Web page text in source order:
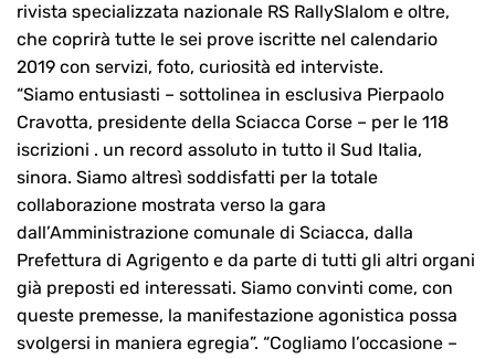
rivista specializzata nazionale RS RallySlalom e oltre,
che coprirà tutte le sei prove iscritte nel calendario
2019 con servizi, foto, curiosità ed interviste.
“Siamo entusiasti – sottolinea in esclusiva Pierpaolo
Cravotta, presidente della Sciacca Corse – per le 118
iscrizioni . un record assoluto in tutto il Sud Italia,
sinora. Siamo altresì soddisfatti per la totale
collaborazione mostrata verso la gara
dall’Amministrazione comunale di Sciacca, dalla
Prefettura di Agrigento e da parte di tutti gli altri organi
già preposti ed interessati. Siamo convinti come, con
queste premesse, la manifestazione agonistica possa
svolgersi in maniera egregia”. “Cogliamo l’occasione –